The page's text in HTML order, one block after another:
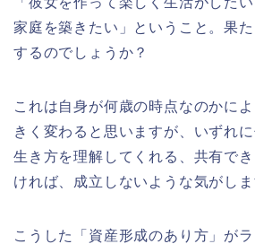
家庭を築きたい」ということ。果
するのでしょうか？
これは自身が何歳の時点なのかに
きく変わると思いますが、いずれ
生き方を理解してくれる、共有で
ければ、成立しないような気がしま
こうした「資産形成のあり方」が